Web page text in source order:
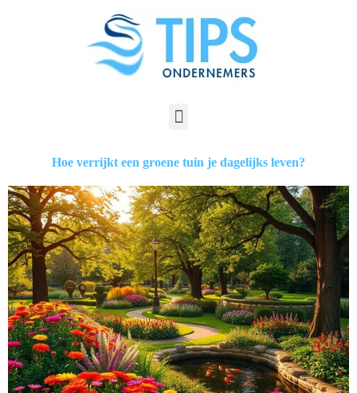
Hoe verrijkt een groene tuin je dagelijks leven?